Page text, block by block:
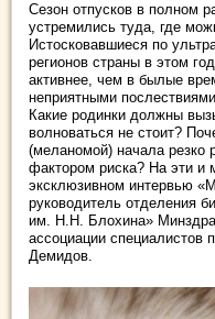
Сезон отпусков в полном
устремились туда, где
Истосковавшиеся по
регионов страны в этом
активнее, чем в былые
неприятными
Какие родинки должны
волноваться не стоит?
(меланомой) начала резко
фактором риска? На эти и
эксклюзивном интервью
руководитель отделения
им. Н.Н. Блохина»
ассоциации
Демидов.